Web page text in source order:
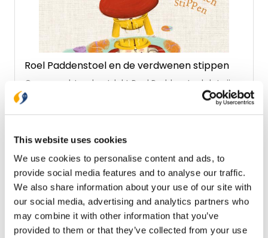
This website uses cookies
We use cookies to personalise content and ads, to
provide social media features and to analyse our traffic.
We also share information about your use of our site with
our social media, advertising and analytics partners who
may combine it with other information that you’ve
provided to them or that they’ve collected from your use
Roel Paddenstoel en de verdwenen stippen
Op een ochtend ontdekt Roel Paddenstoel dat zijn
acht stippen verdwenen zijn! Er volgt een bijzondere
reis door het bos, op zoek naar wat hij kwijt is.
Onderweg ontmoet Roel Paddenstoel zijn vrienden
een luisterend oor, een helpende hand. Langzaam
hoe je eruitziet niet het belangrijkste is … • warm en
kleurrijk prentenboek • thema’s: de kracht van
vriendschap, omgaan met verandering,
doorzettingsvermogen, eigenwaarde,
zelfvertrouwen • leuke weetjes en opdrachtjes • aan
het eind een verrassende onthulling over de
verdwenen stippen Robin Nicolai had altijd al een
Verwacht
Reserveer nu